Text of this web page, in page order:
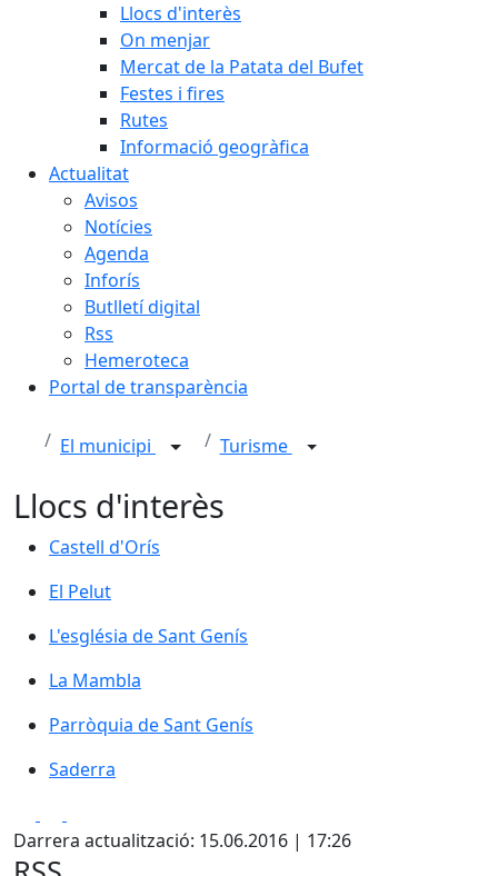
Llocs d'interès
On menjar
Mercat de la Patata del Bufet
Festes i fires
Rutes
Informació geogràfica
Actualitat
Avisos
Notícies
Agenda
Inforís
Butlletí digital
Rss
Hemeroteca
Portal de transparència
El municipi Turisme
Llocs d'interès
Castell d'Orís
Castell d'Orís
El Pelut
El Pelut
L'església de Sant Genís
L'església de Sant Genís
La Mambla
Parròquia de Sant Genís
Saderra
Darrera actualització: 15.06.2016 | 17:26